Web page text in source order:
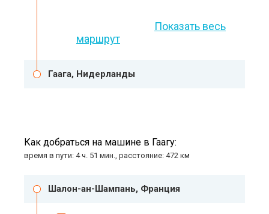
Показать весь
маршрут
Гаага, Нидерланды
Как добраться на машине в Гаагу:
время в пути: 4 ч. 51 мин., расстояние: 472 км
Шалон-ан-Шампань, Франция